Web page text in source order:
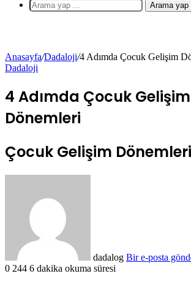
Arama yap
Anasayfa/Dadaloji/4 Adımda Çocuk Gelişim
Dadaloji
4 Adımda Çocuk Gelişim
Dönemleri
Çocuk Gelişim Dönemleri
dadalog Bir e-posta
0 244 6 dakika okuma süresi